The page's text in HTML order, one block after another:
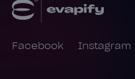
Facebook Instagram